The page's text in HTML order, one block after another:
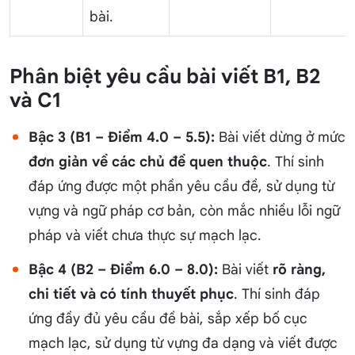
bài.
Phân biệt yêu cầu bài viết B1, B2
và C1
Bậc 3 (B1 – Điểm 4.0 – 5.5): Bài viết dừng ở mức
đơn giản về các chủ đề quen thuộc. Thí sinh
đáp ứng được một phần yêu cầu đề, sử dụng từ
vựng và ngữ pháp cơ bản, còn mắc nhiều lỗi ngữ
pháp và viết chưa thực sự mạch lạc.
Bậc 4 (B2 – Điểm 6.0 – 8.0): Bài viết rõ ràng,
chi tiết và có tính thuyết phục. Thí sinh đáp
ứng đầy đủ yêu cầu đề bài, sắp xếp bố cục
mạch lạc, sử dụng từ vựng đa dạng và viết được